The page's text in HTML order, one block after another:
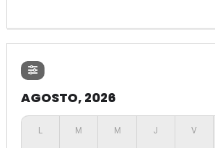
AGOSTO, 2026